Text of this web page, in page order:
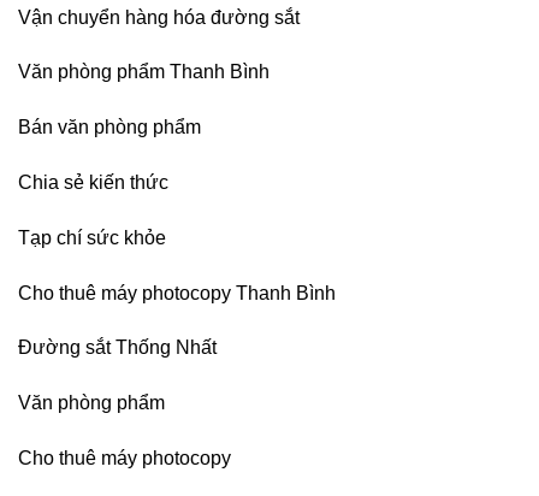
Nitto
tại
TP
Vận chuyển hàng hóa đường sắt
Văn phòng phẩm Thanh Bình
Bán văn phòng phẩm
Chia sẻ kiến thức
Tạp chí sức khỏe
Cho thuê máy photocopy Thanh Bình
Đường sắt Thống Nhất
Văn phòng phẩm
Cho thuê máy photocopy